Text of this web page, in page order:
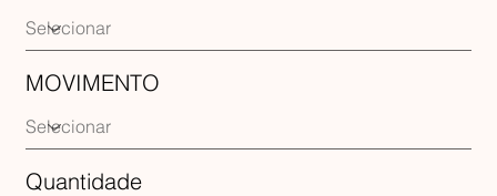
MOVIMENTO
Quantidade